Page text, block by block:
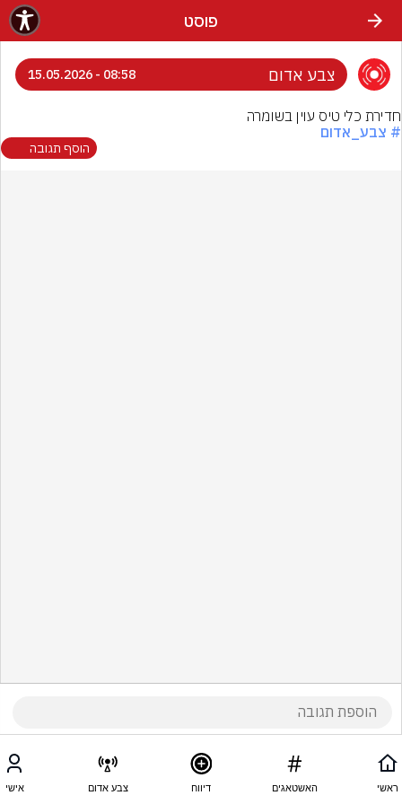
פוסט
צבע אדום 08:58 - 15.05.2026
חדירת כלי טיס עוין בשומרה
# צבע_אדום
הוסף תגובה
ראשי האשטאגים דיווח צבע אדום אישי